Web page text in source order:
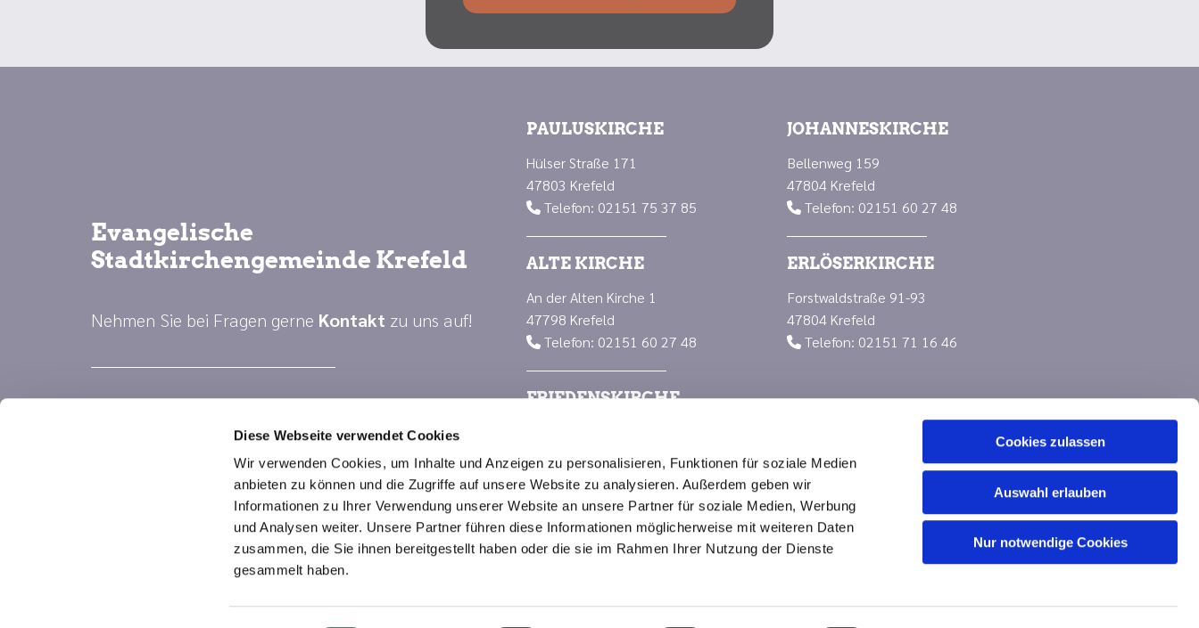
Diese Webseite verwendet Cookies
Wir verwenden Cookies, um Inhalte und Anzeigen zu personalisieren, Funktionen für soziale Medien
anbieten zu können und die Zugriffe auf unsere Website zu analysieren. Außerdem geben wir
Informationen zu Ihrer Verwendung unserer Website an unsere Partner für soziale Medien, Werbung
und Analysen weiter. Unsere Partner führen diese Informationen möglicherweise mit weiteren Daten
zusammen, die Sie ihnen bereitgestellt haben oder die sie im Rahmen Ihrer Nutzung der Dienste
gesammelt haben.
Cookies zulassen
Auswahl erlauben
Nur notwendige Cookies
Evangelische
Stadtkirchengemeinde Krefeld
Nehmen Sie bei Fragen gerne Kontakt zu uns auf!
PAULUSKIRCHE
Hülser Straße 171
47803 Krefeld
Telefon: 02151 75 37 85
ALTE KIRCHE
An der Alten Kirche 1
47798 Krefeld
Telefon: 02151 60 27 48
FRIEDENSKIRCHE
 Telefon: 02151 66 88 23
JOHANNESKIRCHE
Bellenweg 159
47804 Krefeld
 Telefon: 02151 60 27 48
ERLÖSERKIRCHE
Forstwaldstraße 91-93
47804 Krefeld
 Telefon: 02151 71 16 46
Impressum Datenschutzerklärung ChurchDesk-Login